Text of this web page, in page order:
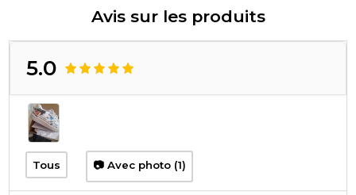
Avis sur les produits
5.0
Tous 📷 Avec photo (1)